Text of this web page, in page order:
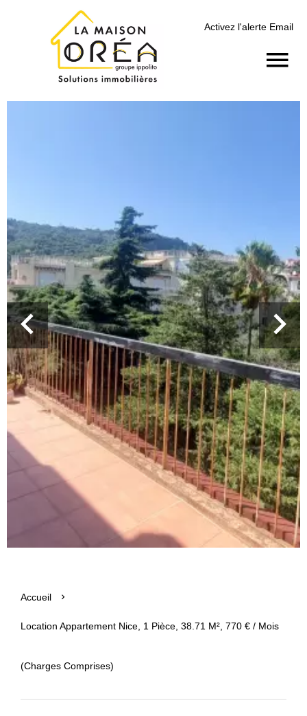
Activez l'alerte Email
Accueil
Location Appartement Nice, 1 Pièce, 38.71 M², 770 € / Mois
(Charges Comprises)